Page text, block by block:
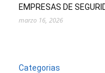
EMPRESAS DE
marzo 16, 2026
Categorias